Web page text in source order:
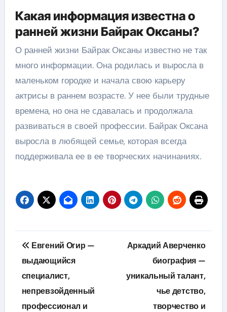
Какая информация известна о
ранней жизни Байрак Оксаны?
О ранней жизни Байрак Оксаны известно не так
много информации. Она родилась и выросла в
маленьком городке и начала свою карьеру
актрисы в раннем возрасте. У нее были трудные
времена, но она не сдавалась и продолжала
развиваться в своей профессии. Байрак Оксана
выросла в любящей семье, которая всегда
поддерживала ее в ее творческих начинаниях.
Навигация
по
записям
Евгений Огир —
выдающийся
специалист,
непревзойденный
профессионал и
Аркадий Аверченко
биография —
уникальный талант,
чье детство,
творчество и